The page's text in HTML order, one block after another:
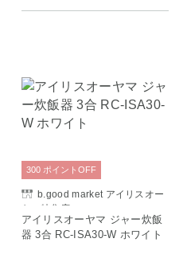
b.good market アイリスオー
ヤマ特集店
アイリスオーヤマ ジャー炊飯
器 3合 RC-ISA30-W ホワイト
300 ポイント OFF